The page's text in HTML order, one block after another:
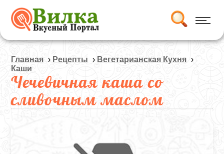
Главная › Рецепты › Вегетарианская Кухня ›
Каши
Чечевичная каша со
сливочным маслом